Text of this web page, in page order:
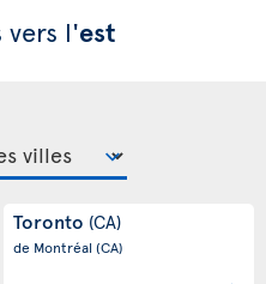
vers l'est
Toronto (CA)
de Montréal(CA)